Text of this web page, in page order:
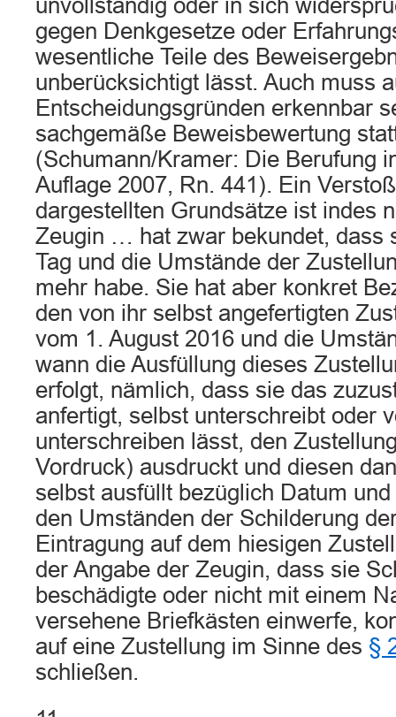
unvollständig oder in sich
gegen Denkgesetze oder
wesentliche Teile des
unberücksichtigt lässt. Auch muss
Entscheidungsgründen erkennbar
sachgemäße Beweisbewertung
(Schumann/Kramer: Die Berufung
Auflage 2007, Rn. 441). Ein
dargestellten Grundsätze ist indes
Zeugin … hat zwar bekundet, dass
Tag und die Umstände der
mehr habe. Sie hat aber konkret
den von ihr selbst angefertigten
vom 1. August 2016 und die
wann die Ausfüllung dieses
erfolgt, nämlich, dass sie das
anfertigt, selbst unterschreibt oder
unterschreiben lässt, den
Vordruck) ausdruckt und diesen
selbst ausfüllt bezüglich Datum
den Umständen der Schilderung
Eintragung auf dem hiesigen
der Angabe der Zeugin, dass sie
beschädigte oder nicht mit einem
versehene Briefkästen einwerfe,
auf eine Zustellung im Sinne des §
schließen.